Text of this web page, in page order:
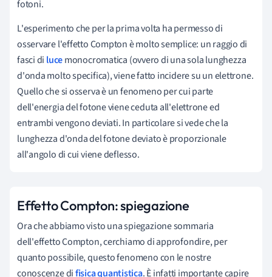
fotoni.
L'esperimento che per la prima volta ha permesso di
osservare l'effetto Compton è molto semplice: un raggio di
fasci di lucemonocromatica (ovvero di una sola lunghezza
d'onda molto specifica), viene fatto incidere su un elettrone.
Quello che si osserva è un fenomeno per cui parte
dell'energia del fotone viene ceduta all'elettrone ed
entrambi vengono deviati. In particolare si vede che la
lunghezza d'onda del fotone deviato è proporzionale
all'angolo di cui viene deflesso.
Effetto Compton: spiegazione
Ora che abbiamo visto una spiegazione sommaria
dell'effetto Compton, cerchiamo di approfondire, per
quanto possibile, questo fenomeno con le nostre
conoscenze difisica quantistica. È infatti importante capire